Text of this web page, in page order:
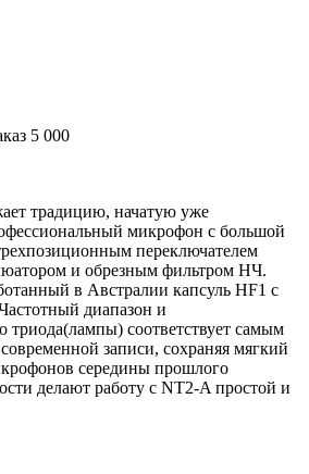
5 000
традицию, начатую уже
микрофон с большой
переключателем
и обрезным фильтром НЧ.
в Австралии капсуль HF1 с
диапазон и
триода(лампы) соответствует самым
записи, сохраняя мягкий
середины прошлого
делают работу с NT2-A простой и